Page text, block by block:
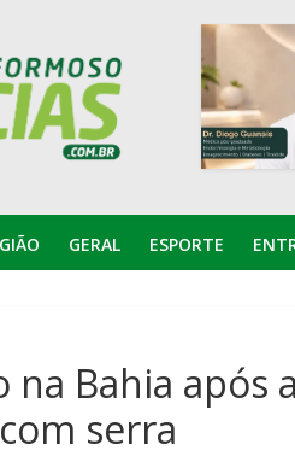
GERAL ESPORTE
na Bahia após
serra